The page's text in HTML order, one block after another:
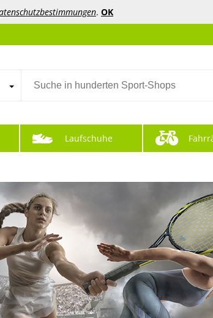
. OK
Laufschuhe